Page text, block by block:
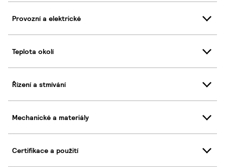
Provozní a elektrické
Teplota okolí
Řízení a stmívání
Mechanické a materiály
Certifikace a použití